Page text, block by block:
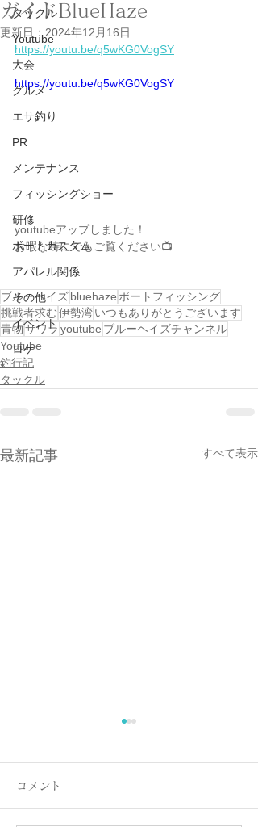
タックル
Youtube
大会
グルメ
エサ釣り
PR
メンテナンス
フィッシングショー
研修
ボートカスタム
アパレル関係
その他
イベント
ロケ
ガイドBlueHaze
更新日：2024年12月16日
https://youtu.be/q5wKG0VogSY
https://youtu.be/q5wKG0VogSY
youtubeアップしました！
お暇な時にでもご覧ください📺
ブルーヘイズbluehaze ボートフィッシング
挑戦者求む伊勢湾いつもありがとうございます
青物サワラ youtube ブルーヘイズチャンネル
Youtube
釣行記
タックル
最新記事 すべて表示
コメント